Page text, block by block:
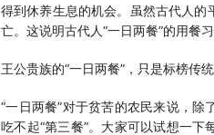
得到休养生息的机会。虽然古代人
亡。这说明古代人“一日两餐”的用餐
王公贵族的“一日两餐”，只是标榜传
“一日两餐”对于贫苦的农民来说，
吃不起“第三餐”。大家可以试想一